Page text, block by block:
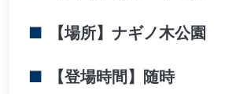
【場所】ナギノ木公園
【登場時間】随時